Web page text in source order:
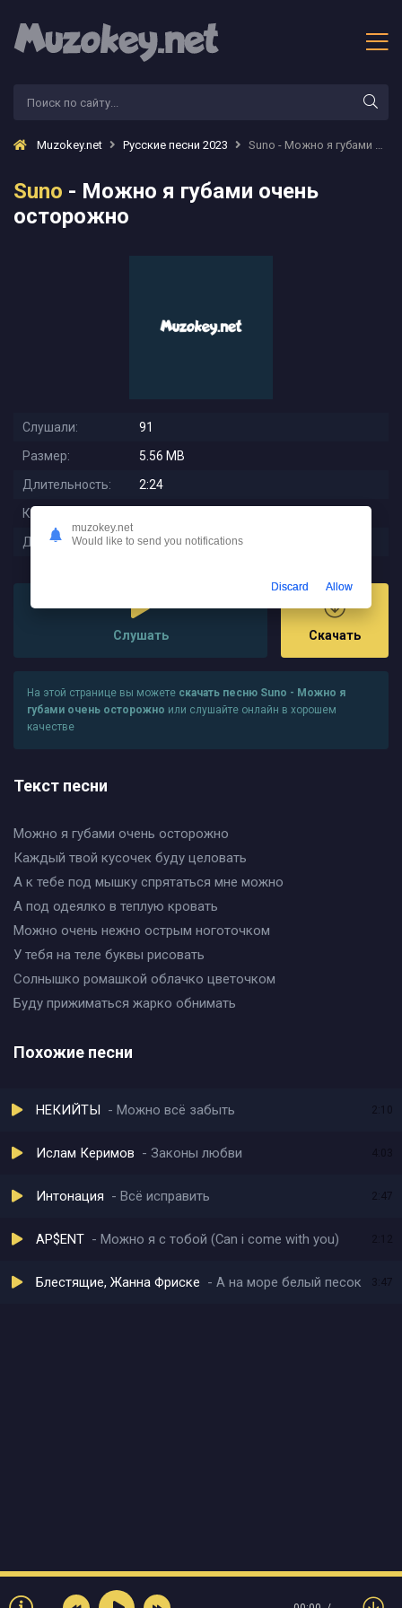
Muzokey.net Русские песни 2023 Suno - Можно я губами очень осторожно
Suno - Можно я губами очень
осторожно
Слушали:
91
Размер:
5.56 MB
Длительность:
2:24
Качество:
Дата релиза:
2025-11-11 07:41:01
Слушать Скачать
На этой странице вы можете скачать песню Suno - Можно я
губами очень осторожно или слушайте онлайн в хорошем
качестве
Текст песни
Можно я губами очень осторожно
Каждый твой кусочек буду целовать
А к тебе под мышку спрятаться мне можно
А под одеялко в теплую кровать
Можно очень нежно острым ноготочком
У тебя на теле буквы рисовать
Солнышко ромашкой облачко цветочком
Буду прижиматься жарко обнимать
Похожие песни
НЕКИЙТЫ Можно всё забыть 2:10
Ислам Керимов Законы любви
Интонация Всё исправить 2:47
AP$ENT Можно я с тобой (Can i come with you)
Блестящие, Жанна Фриске А на море белый песок 3:47
muzokey.net
Would like to send you notifications
Discard Allow